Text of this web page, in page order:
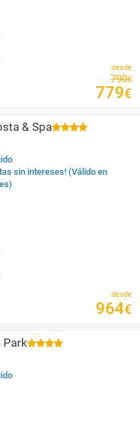
desde
790€
779€
& Spa
sin intereses! (Válido en
desde
964€
Park